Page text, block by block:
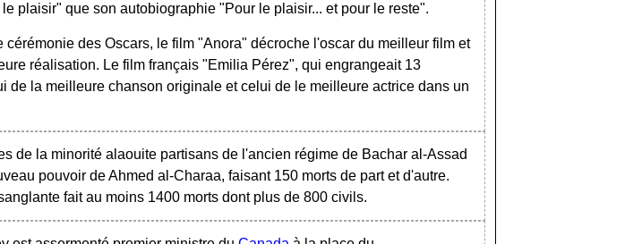
plaisir" que son autobiographie "Pour le plaisir... et pour le reste".
cérémonie des Oscars, le film "Anora" décroche l'oscar du meilleur film et
réalisation. Le film français "Emilia Pérez", qui engrangeait 13
de la meilleure chanson originale et celui de le meilleure actrice dans un
de la minorité alaouite partisans de l'ancien régime de Bachar al-Assad
pouvoir de Ahmed al-Charaa, faisant 150 morts de part et d'autre.
fait au moins 1400 morts dont plus de 800 civils.